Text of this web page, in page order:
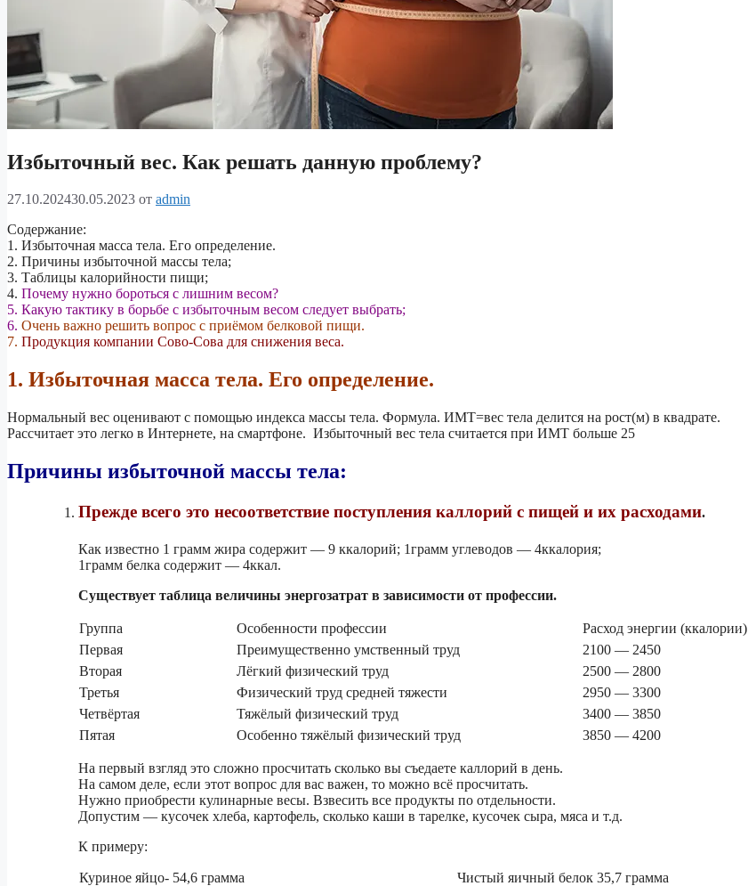
Избыточный вес. Как решать данную проблему?
27.10.202430.05.2023 от admin
Содержание:
1. Избыточная масса тела. Его определение.
2. Причины избыточной массы тела;
3. Таблицы калорийности пищи;
4. Почему нужно бороться с лишним весом?
5. Какую тактику в борьбе с избыточным весом следует выбрать;
6. Очень важно решить вопрос с приёмом белковой пищи.
7. Продукция компании Сово-Сова для снижения веса.
1. Избыточная масса тела. Его определение.
Нормальный вес оценивают с помощью индекса массы тела. Формула. ИМТ=вес тела делится на рост(м) в квадрате.
Рассчитает это легко в Интернете, на смартфоне. Избыточный вес тела считается при ИМТ больше 25
Причины избыточной массы тела:
Прежде всего это несоответствие поступления каллорий с пищей и их расходами.
Как известно 1 грамм жира содержит — 9 ккалорий; 1грамм углеводов — 4ккалория;
1грамм белка содержит — 4ккал.
Существует таблица величины энергозатрат в зависимости от профессии.
Группа Особенности профессии
Расход энергии (ккалории)
Первая
Преимущественно умственный труд
2100 — 2450
Вторая
Лёгкий физический труд
2500 — 2800
Третья
Физический труд средней тяжести
2950 — 3300
Четвёртая
Тяжёлый физический труд
3400 — 3850
Пятая
Особенно тяжёлый физический труд 3850 — 4200
На первый взгляд это сложно просчитать сколько вы съедаете каллорий в день.
На самом деле, если этот вопрос для вас важен, то можно всё просчитать.
Нужно приобрести кулинарные весы. Взвесить все продукты по отдельности.
Допустим — кусочек хлеба, картофель, сколько каши в тарелке, кусочек сыра, мяса и т.д.
К примеру:
Куриное яйцо- 54,6 грамма
Чистый яичный белок 35,7 грамма